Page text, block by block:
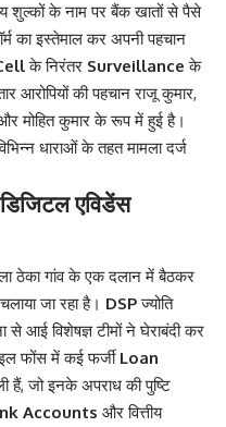
शुल्कों के नाम पर बैंक खातों से पैसे
का इस्तेमाल कर अपनी पहचान
के निरंतर Surveillance के
आरोपियों की पहचान राजू कुमार,
मोहित कुमार के रूप में हुई है।
धाराओं के तहत मामला दर्ज
डिजिटल एविडेंस
ठेका गांव के एक दलान में बैठकर
जा रहा है। DSPज्योति
आई विशेषज्ञ टीमों ने घेराबंदी कर
फोंस में कई फर्जी Loan
हैं, जो इनके अपराध की पुष्टि
Accounts और वित्तीय